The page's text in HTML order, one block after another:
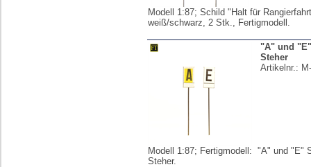
Modell 1:87; Schild "Halt für
weiß/schwarz, 2 Stk., Fertigmodell.
"A" und
Steher
Artikelnr.:
Modell 1:87; Fertigmodell: "A" und "E"
Steher.